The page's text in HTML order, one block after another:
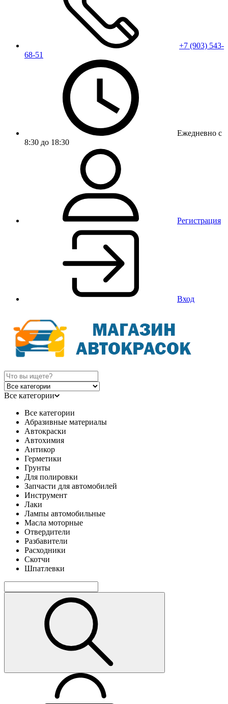
+7 (903) 543-
68-51
Ежедневно с
8:30 до 18:30
Регистрация
Вход
Все категории
Все категории
Абразивные материалы
Автокраски
Автохимия
Антикор
Герметики
Грунты
Для полировки
Запчасти для автомобилей
Инструмент
Лаки
Лампы автомобильные
Масла моторные
Отвердители
Разбавители
Расходники
Скотчи
Шпатлевки